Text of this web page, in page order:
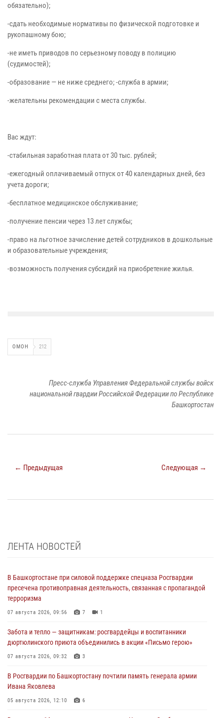
обязательно);
-сдать необходимые нормативы по физической подготовке и
рукопашному бою;
-не иметь приводов по серьезному поводу в полицию
(судимостей);
-образование — не ниже среднего; -служба в армии;
-желательны рекомендации с места службы.
Вас ждут:
-стабильная заработная плата от 30 тыс. рублей;
-ежегодный оплачиваемый отпуск от 40 календарных дней, без
учета дороги;
-бесплатное медицинское обслуживание;
-получение пенсии через 13 лет службы;
-право на льготное зачисление детей сотрудников в дошкольные
и образовательные учреждения;
-возможность получения субсидий на приобретение жилья.
ОМОН 212
Пресс-служба Управления Федеральной службы войск
национальной гвардии Российской Федерации по Республике
Башкортостан
← Предыдущая Следующая →
ЛЕНТА НОВОСТЕЙ
В Башкортостане при силовой поддержке спецназа Росгвардии
пресечена противоправная деятельность, связанная с пропагандой
терроризма
07 августа 2026, 09:56 7 1
Забота и тепло — защитникам: росгвардейцы и воспитанники
дюртюлинского приюта объединились в акции «Письмо герою»
07 августа 2026, 09:32 3
В Росгвардии по Башкортостану почтили память генерала армии
Ивана Яковлева
05 августа 2026, 12:10 6